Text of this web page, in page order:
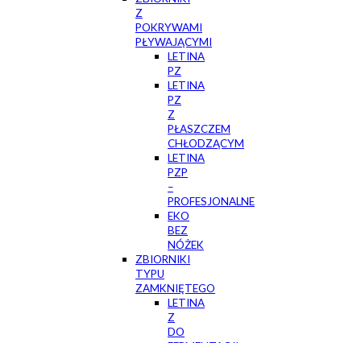
Z
POKRYWAMI
PŁYWAJĄCYMI
LETINA
PZ
LETINA
PZ
Z
PŁASZCZEM
CHŁODZĄCYM
LETINA
PZP
–
PROFESJONALNE
EKO
BEZ
NÓŻEK
ZBIORNIKI
TYPU
ZAMKNIĘTEGO
LETINA
Z
DO